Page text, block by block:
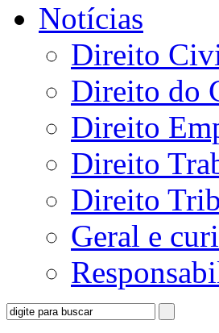
Notícias
Direito
Direito do
Direito
Direito
Direito
Geral e